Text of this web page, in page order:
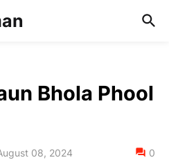
Bhola Phool
08, 2024 0